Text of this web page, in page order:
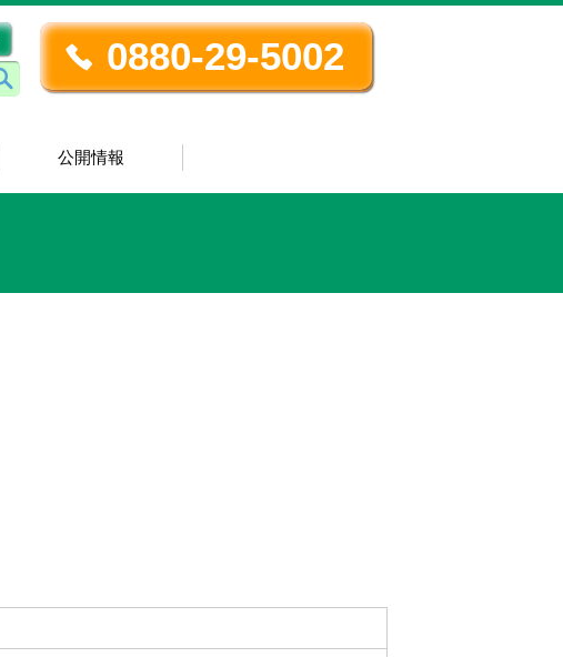
0880-29-5002
公開情報